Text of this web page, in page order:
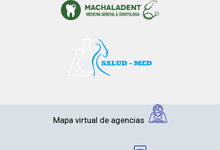
Mapa virtual de agencias